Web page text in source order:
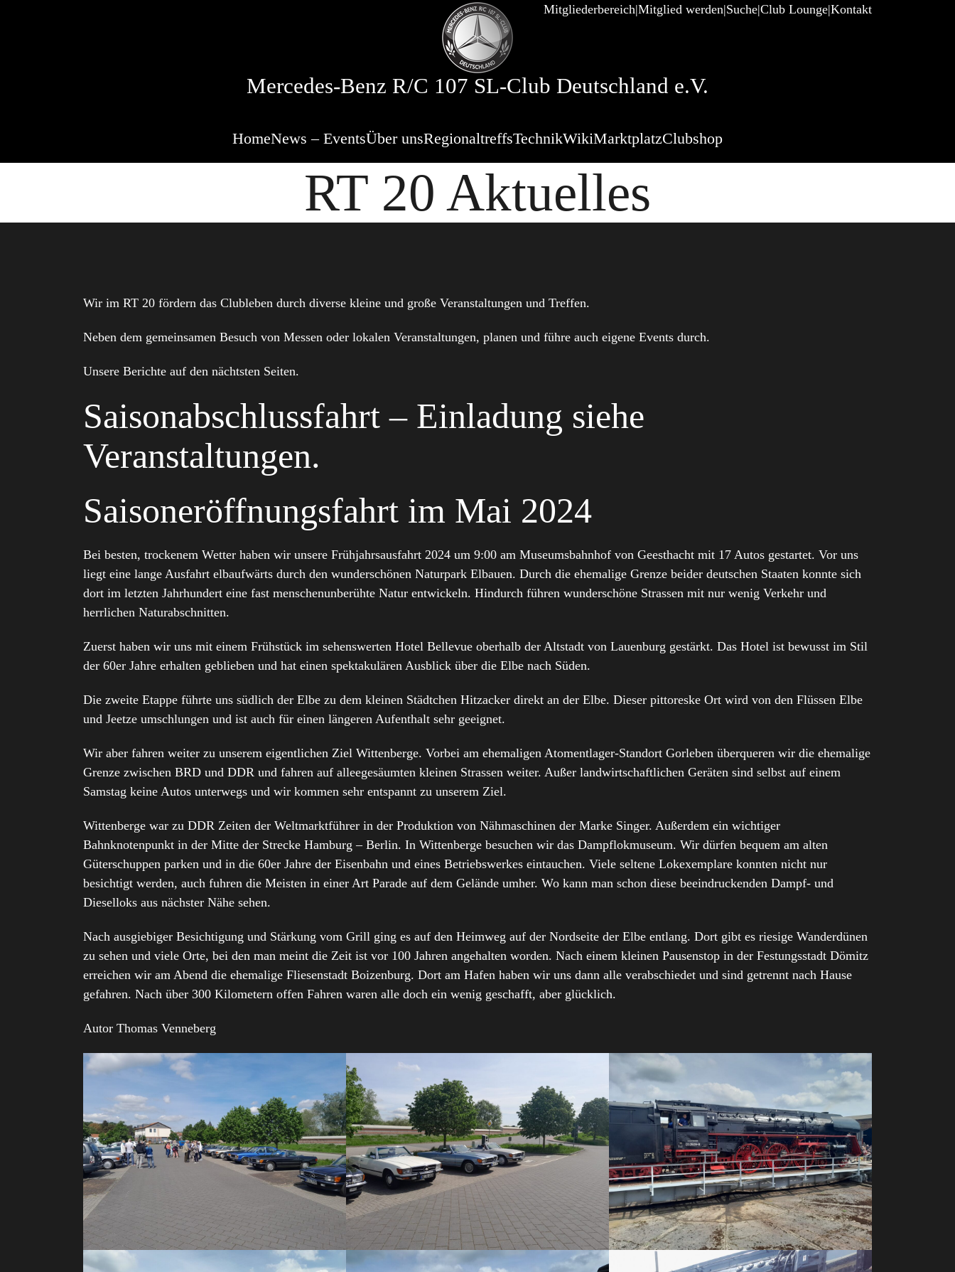
Mitgliederbereich Mitglied werden Suche Club Lounge Kontakt
Mercedes-Benz R/C 107 SL-Club Deutschland e.V.
HomeNews – EventsÜber unsRegionaltreffsTechnikWikiMarktplatzClubshop
RT 20 Aktuelles
Wir im RT 20 fördern das Clubleben durch diverse kleine und große Veranstaltungen und Treffen.
Neben dem gemeinsamen Besuch von Messen oder lokalen Veranstaltungen, planen und führe auch eigene Events durch.
Unsere Berichte auf den nächtsten Seiten.
Saisonabschlussfahrt – Einladung siehe
Veranstaltungen.
Saisoneröffnungsfahrt im Mai 2024
Bei besten, trockenem Wetter haben wir unsere Frühjahrsausfahrt 2024 um 9:00 am Museumsbahnhof von Geesthacht mit 17 Autos gestartet. Vor uns
liegt eine lange Ausfahrt elbaufwärts durch den wunderschönen Naturpark Elbauen. Durch die ehemalige Grenze beider deutschen Staaten konnte sich
dort im letzten Jahrhundert eine fast menschenunberühte Natur entwickeln. Hindurch führen wunderschöne Strassen mit nur wenig Verkehr und
herrlichen Naturabschnitten.
Zuerst haben wir uns mit einem Frühstück im sehenswerten Hotel Bellevue oberhalb der Altstadt von Lauenburg gestärkt. Das Hotel ist bewusst im Stil
der 60er Jahre erhalten geblieben und hat einen spektakulären Ausblick über die Elbe nach Süden.
Die zweite Etappe führte uns südlich der Elbe zu dem kleinen Städtchen Hitzacker direkt an der Elbe. Dieser pittoreske Ort wird von den Flüssen Elbe
und Jeetze umschlungen und ist auch für einen längeren Aufenthalt sehr geeignet.
Wir aber fahren weiter zu unserem eigentlichen Ziel Wittenberge. Vorbei am ehemaligen Atomentlager-Standort Gorleben überqueren wir die ehemalige
Grenze zwischen BRD und DDR und fahren auf alleegesäumten kleinen Strassen weiter. Außer landwirtschaftlichen Geräten sind selbst auf einem
Samstag keine Autos unterwegs und wir kommen sehr entspannt zu unserem Ziel.
Wittenberge war zu DDR Zeiten der Weltmarktführer in der Produktion von Nähmaschinen der Marke Singer. Außerdem ein wichtiger
Bahnknotenpunkt in der Mitte der Strecke Hamburg – Berlin. In Wittenberge besuchen wir das Dampflokmuseum. Wir dürfen bequem am alten
Güterschuppen parken und in die 60er Jahre der Eisenbahn und eines Betriebswerkes eintauchen. Viele seltene Lokexemplare konnten nicht nur
besichtigt werden, auch fuhren die Meisten in einer Art Parade auf dem Gelände umher. Wo kann man schon diese beeindruckenden Dampf- und
Dieselloks aus nächster Nähe sehen.
Nach ausgiebiger Besichtigung und Stärkung vom Grill ging es auf den Heimweg auf der Nordseite der Elbe entlang. Dort gibt es riesige Wanderdünen
zu sehen und viele Orte, bei den man meint die Zeit ist vor 100 Jahren angehalten worden. Nach einem kleinen Pausenstop in der Festungsstadt Dömitz
erreichen wir am Abend die ehemalige Fliesenstadt Boizenburg. Dort am Hafen haben wir uns dann alle verabschiedet und sind getrennt nach Hause
gefahren. Nach über 300 Kilometern offen Fahren waren alle doch ein wenig geschafft, aber glücklich.
Autor Thomas Venneberg